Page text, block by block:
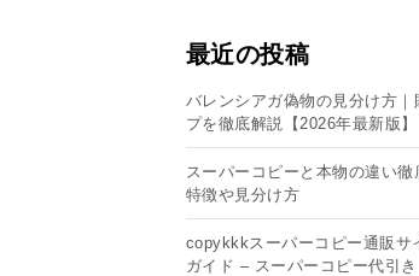
最近の投稿
バレンシアガ偽物の見分け方
プを徹底解説【2026年最新版】
スーパーコピーと本物の違い
特徴や見分け方
copykkkスーパーコピー通販サ
ガイド – スーパーコピー代引き